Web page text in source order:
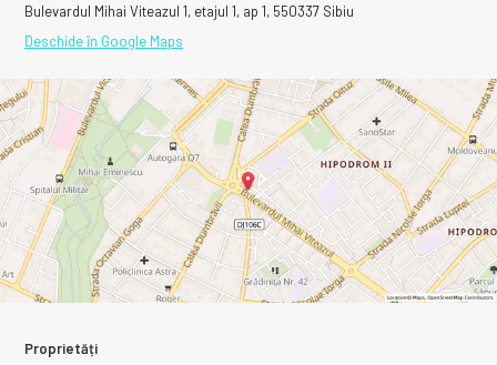
Bulevardul Mihai Viteazul 1, etajul 1, ap 1, 550337 Sibiu
Deschide în Google Maps
Proprietăți